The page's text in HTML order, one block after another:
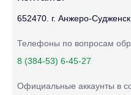
652470. г. Анжеро-
Телефоны по вопросам
8 (384-53) 6-45-27
Официальные аккаунты в